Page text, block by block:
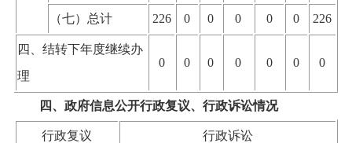
（七）总计 226 0 0 0 0 0 226
四、结转下年度继续办
理
0 0 0 0 0 0 0
四、政府信息公开行政复议、行政诉讼情况
行政复议 行政诉讼